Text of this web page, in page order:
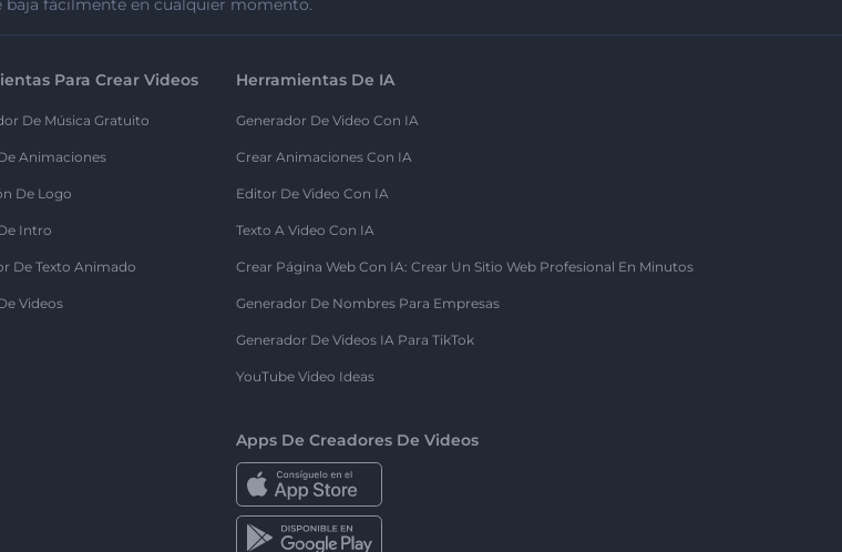
baja fácilmente en cualquier momento.
Para Crear Videos
De Música Gratuito
Animaciones
De Logo
Intro
De Texto Animado
Videos
Herramientas De IA
Generador De Video Con IA
Crear Animaciones Con IA
Editor De Video Con IA
Texto A Video Con IA
Crear Página Web Con IA: Crear Un Sitio Web Profesional En Minutos
Generador De Nombres Para Empresas
Generador De Videos IA Para TikTok
YouTube Video Ideas
Apps De Creadores De Videos